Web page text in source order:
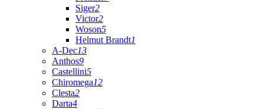
Siger2
Victor2
Woson5
Helmut Brandt1
A-Dec13
Anthos9
Castellini5
Chiromega12
Clesta2
Darta4